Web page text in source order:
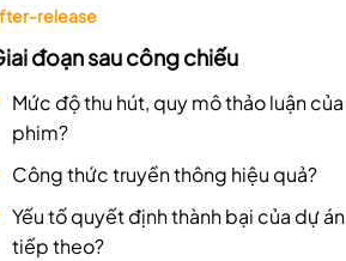
release
đoạn sau công chiếu
Mức độ thu hút, quy mô thảo luận của
phim?
Công thức truyền thông hiệu quả?
Yếu tố quyết định thành bại của dự án
tiếp theo?